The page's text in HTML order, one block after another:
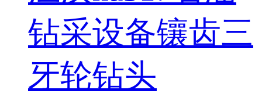
钻采设备镶齿三
牙轮钻头